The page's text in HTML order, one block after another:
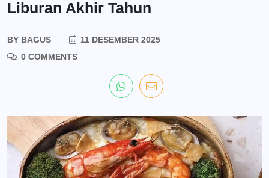
Liburan Akhir Tahun
BY BAGUS
11 DESEMBER 2025
0 COMMENTS